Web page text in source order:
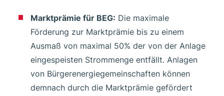
Marktprämie für BEG: Die maximale
Förderung zur Marktprämie bis zu einem
Ausmaß von maximal 50% der von der Anlage
eingespeisten Strommenge entfällt. Anlagen
von Bürgerenergiegemeinschaften können
demnach durch die Marktprämie gefördert